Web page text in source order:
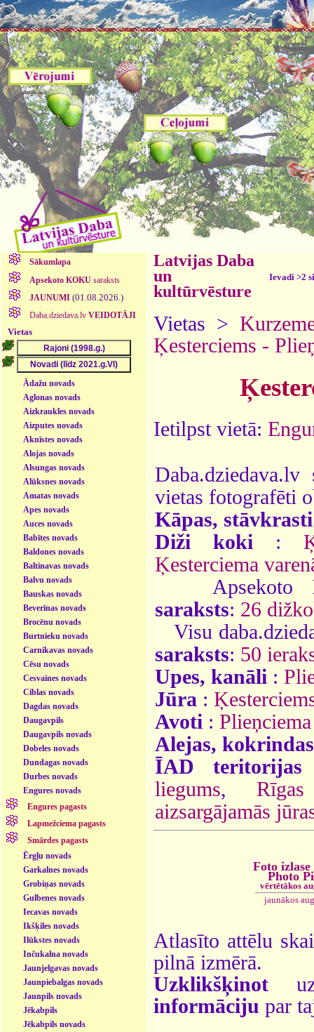
Sākumlapa
Apsekoto KOKUsaraksts
JAUNUMI (01.08.2026.)
Daba.dziedava.lv VEIDOTĀJI
Vietas
Ādažu novads
Aglonas novads
Aizkraukles novads
Aizputes novads
Aknīstes novads
Alojas novads
Alsungas novads
Alūksnes novads
Amatas novads
Apes novads
Auces novads
Babītes novads
Baldones novads
Baltinavas novads
Balvu novads
Bauskas novads
Beverīnas novads
Brocēnu novads
Burtnieku novads
Carnikavas novads
Cēsu novads
Cesvaines novads
Ciblas novads
Dagdas novads
Daugavpils
Daugavpils novads
Dobeles novads
Dundagas novads
Durbes novads
Engures novads
Engures pagasts
Lapmežciema pagasts
Smārdes pagasts
Ērgļu novads
Garkalnes novads
Grobiņas novads
Gulbenes novads
Iecavas novads
Ikšķiles novads
Ilūkstes novads
Inčukalna novads
Jaunjelgavas novads
Jaunpiebalgas novads
Jaunpils novads
Jēkabpils
Jēkabpils novads
Latvijas Daba
un
kultūrvēsture
Ievadi >2
Vietas >
Ķesterciems -
Ietilpst vietā:
vietas fotografēti
Kāpas, stāvkrasti
Diži koki :
Ķesterciema
Apsekoto
saraksts: 26
Visu
saraksts: 50
Upes, kanāli :
Jūra :
Avoti :
Alejas, kokrindas
ĪAD teritorijas
liegums,
aizsargājamās
Foto izlase
Photo
vērtētākos
jaunākos
Atlasīto attēlu
pilnā izmērā.
Uzklikšķinot
informāciju par